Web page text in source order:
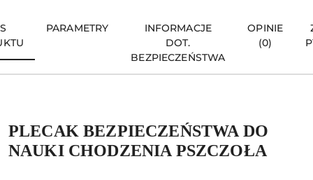
PARAMETRY
INFORMACJE
DOT.
BEZPIECZEŃSTWA
OPINIE
(0)
PLECAK BEZPIECZEŃSTWA DO
NAUKI CHODZENIA PSZCZOŁA